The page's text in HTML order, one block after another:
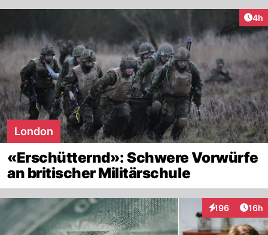
4h
London
«Erschütternd»: Schwere Vorwürfe
an britischer Militärschule
196
Interaktionen
16h